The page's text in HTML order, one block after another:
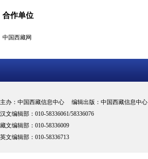
合作单位
中国西藏网
主办：中国西藏信息中心 编辑出版：中国西藏信息中心
汉文编辑部：010-58336061/58336076
藏文编辑部：010-58336009
英文编辑部：010-58336713